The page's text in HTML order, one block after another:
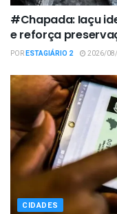
#Chapada: Iaçu
e reforça
PORESTAGIÁRIO 2 2026/
CIDADES